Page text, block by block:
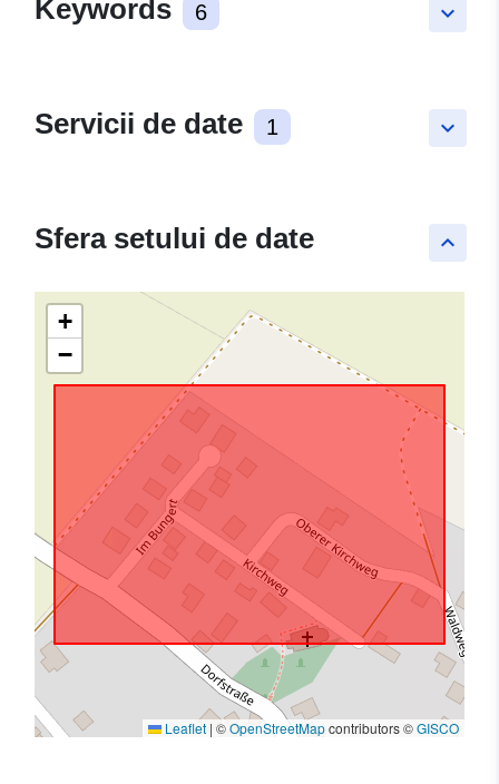
keyboard_arrow_down
Keywords 6
keyboard_arrow_down
Servicii de date 1
keyboard_arrow_up
Sfera setului de date
+
−
Leaflet | ©OpenStreetMapcontributors ©GISCO